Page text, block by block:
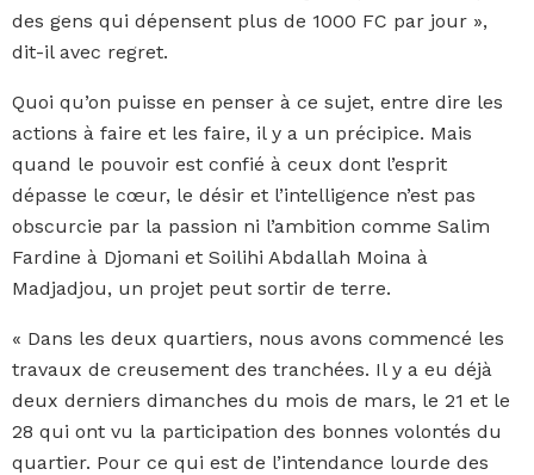
des gens qui dépensent plus de 1000 FC par jour »,
dit-il avec regret.
Quoi qu’on puisse en penser à ce sujet, entre dire les
actions à faire et les faire, il y a un précipice. Mais
quand le pouvoir est confié à ceux dont l’esprit
dépasse le cœur, le désir et l’intelligence n’est pas
obscurcie par la passion ni l’ambition comme Salim
Fardine à Djomani et Soilihi Abdallah Moina à
Madjadjou, un projet peut sortir de terre.
« Dans les deux quartiers, nous avons commencé les
travaux de creusement des tranchées. Il y a eu déjà
deux derniers dimanches du mois de mars, le 21 et le
28 qui ont vu la participation des bonnes volontés du
quartier. Pour ce qui est de l’intendance lourde des